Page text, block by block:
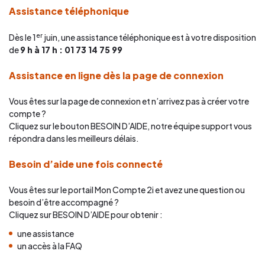
Assistance téléphonique
Dès le 1 er juin, une assistance téléphonique est à votre disposition
de9 h à 17 h : 01 73 14 75 99
Assistance en ligne dès la page de connexion
Vous êtes sur la page de connexion et n’arrivez pas à créer votre
compte ?
Cliquez sur le bouton BESOIN D’AIDE, notre équipe support vous
répondra dans les meilleurs délais.
Besoin d’aide une fois connecté
Vous êtes sur le portail Mon Compte 2i et avez une question ou
besoin d’être accompagné ?
Cliquez sur BESOIN D’AIDE pour obtenir :
une assistance
un accès à la FAQ